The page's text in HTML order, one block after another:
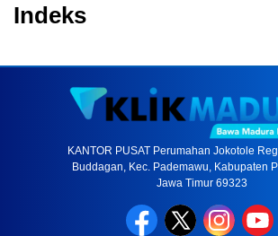
Indeks
KANTOR PUSAT Perumahan Jokotole
Buddagan, Kec. Pademawu, Kabupaten
Jawa Timur 69323